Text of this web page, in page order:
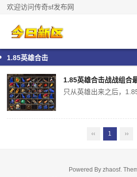
欢迎访问传奇sf发布网
1.85英雄合击
1.85英雄合击战战组合
‹‹ 1 ››
Powered By zhaosf.